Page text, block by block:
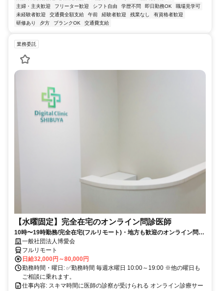
主婦・主夫歓迎
フリーター歓迎 シフト自由 学歴不問 即日勤務OK
職場見学可
未経験者歓迎
交通費全額支給 午前 経験者歓迎 残業なし
有資格者歓迎
研修あり
夕方 ブランクOK 交通費支給
業務委託
【水曜固定】完全在宅のオンライン問診医師
10時〜19時勤務/完全在宅(フルリモート)・地方も歓迎のオンライン問診
業務一般社団法人博愛会
フルリモート
日給32,000円～80,000円
勤務時間・曜日: ✅勤務時間 毎週水曜日 10:00～19:00 ※他の曜日も
ご相談に乗れます。
仕事内容: スキマ時間に医師の診察が受けられる オンライン診療サー